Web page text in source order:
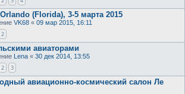
(Florida), 3-5 марта 2015
VK68 « 09 мар 2015, 16:11
2
авиаторами
Lena « 30 дек 2014, 13:55
2 3
авиационно-космический салон Ле